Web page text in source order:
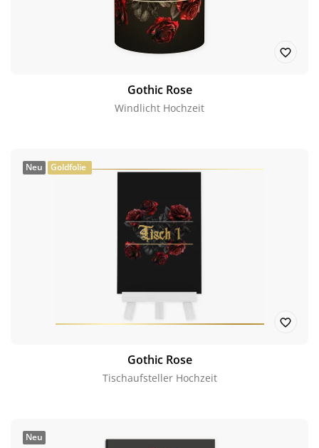
Gothic Rose
Windlicht Hochzeit
Neu Goldfolie
Gothic Rose
Tischaufsteller Hochzeit
Neu